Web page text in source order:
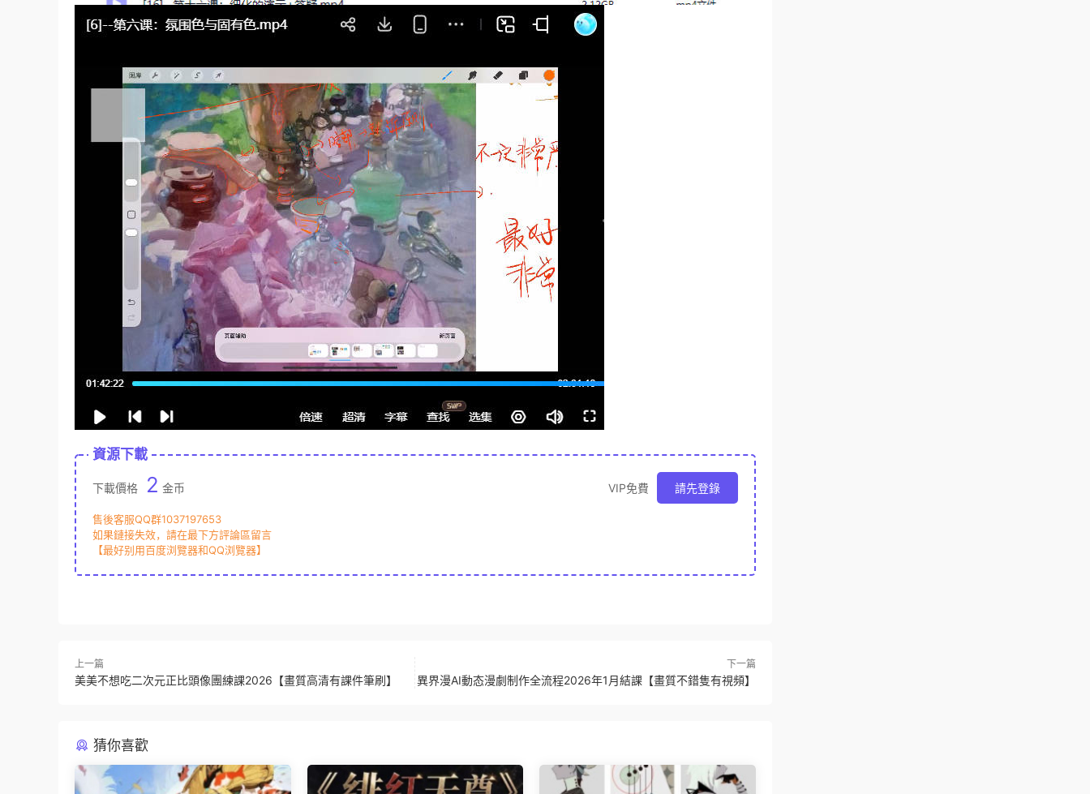
資源下載
下載價格 2 金币 VIP免費 請先登錄
售後客服QQ群1037197653
如果鏈接失效，請在最下方評論區留言
【最好别用百度浏覽器和QQ浏覽器】
上一篇
美美不想吃二次元正比頭像團練課2026【畫質高清有課件筆刷】
下一篇
異界漫AI動态漫劇制作全流程2026年1月結課【畫質不錯隻有視頻】
猜你喜歡